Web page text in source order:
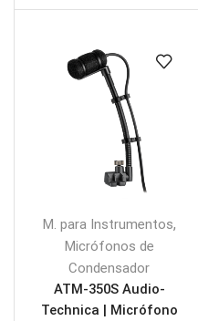
M. para Instrumentos,
Micrófonos de
Condensador
ATM-350S Audio-
Technica | Micrófono